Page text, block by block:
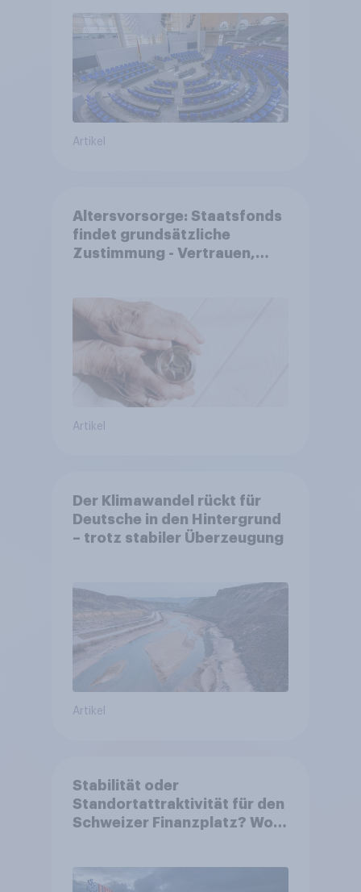
Artikel
Altersvorsorge: Staatsfonds
findet grundsätzliche
Zustimmung - Vertrauen,
Akzeptanz
Artikel
Der Klimawandel rückt für
Deutsche in den Hintergrund
– trotz stabiler Überzeugung
Artikel
Stabilität oder
Standortattraktivität für den
Schweizer Finanzplatz? Wo
von Grossbanken steht